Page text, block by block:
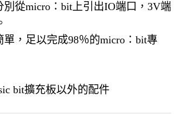
別從micro：bit上引出IO端口，3V端
單，足以完成98％的micro：bit專
bit擴充板以外的配件